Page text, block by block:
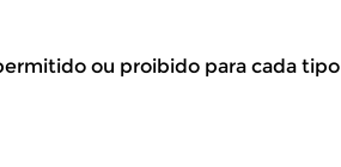
troca ou
ou proibido para cada tipo